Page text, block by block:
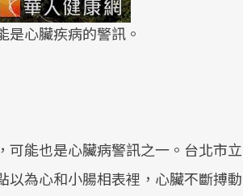
心臟疾病的警訊。
可能也是心臟病警訊之一。台北市立
以為心和小腸相表裡，心臟不斷搏動